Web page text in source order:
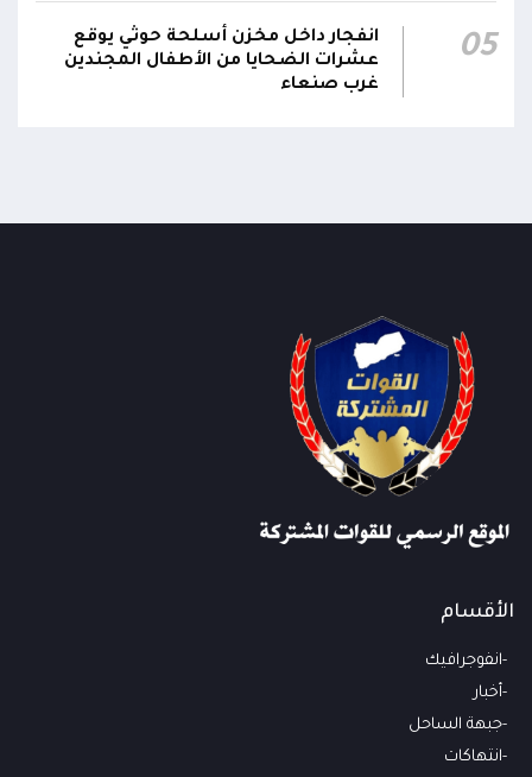
الإيراني
05
انفجار داخل مخزن أسلحة حوثي يوقع
عشرات الضحايا من الأطفال المجندين
غرب صنعاء
الأقسام
انفوجرافيك
أخبار
جبهة الساحل
انتهاكات